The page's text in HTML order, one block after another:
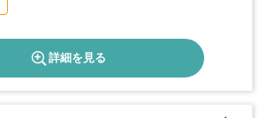
詳細を見る